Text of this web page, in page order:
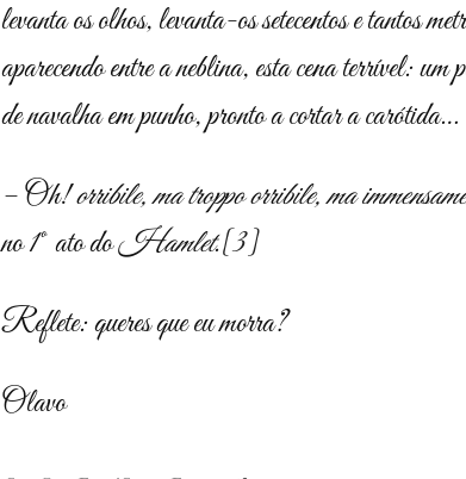
levanta os olhos, levanta-os setecentos e tantos
aparecendo entre a neblina, esta cena terrível:
de navalha em punho, pronto a cortar a carótida…
– Oh!orribile, ma troppo orribile, ma
no 1º ato doHamlet.[3]
Reflete: queres que eu morra?
Olavo